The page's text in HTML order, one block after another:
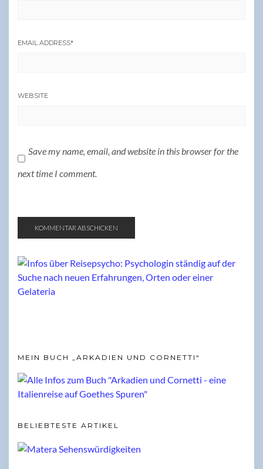
EMAIL ADDRESS*
WEBSITE
Save my name, email, and website in this browser for the
next time I comment.
MEIN BUCH „ARKADIEN UND CORNETTI“
BELIEBTESTE ARTIKEL